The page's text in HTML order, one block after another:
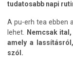
tudatosabb napi
A pu-erh tea ebben
lehet.
Nemcsak
amely a
szól.